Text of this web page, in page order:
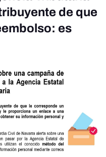
de que
es